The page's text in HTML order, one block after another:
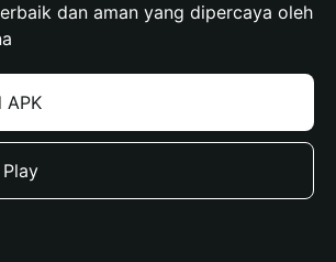
dan aman yang dipercaya oleh
APK